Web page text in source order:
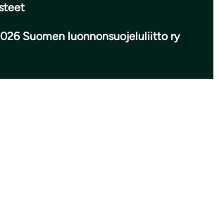
Suomen luonnonsuojeluliitto ry